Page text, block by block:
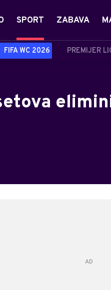
SPORT
FIFA WC 2026 PREMIJER
ZABAVA